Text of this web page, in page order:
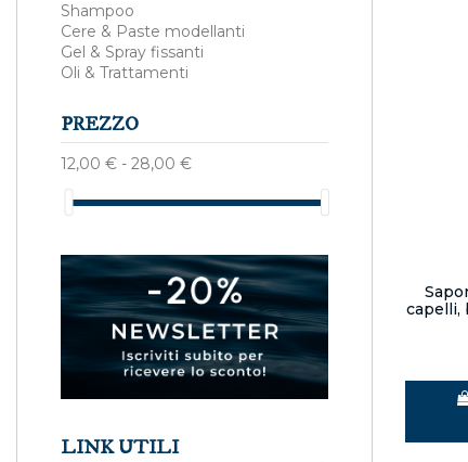
capelli,
Shampoo
Cere & Paste modellanti
Gel & Spray fissanti
Oli & Trattamenti
PREZZO
12,00 € - 28,00 €
LINK UTILI